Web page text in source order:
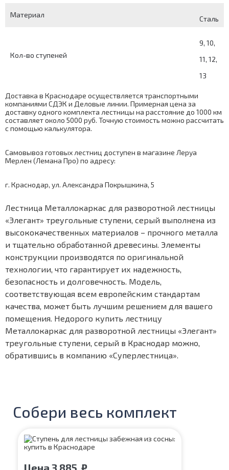
Материал Сталь
Кол-во ступеней
9, 10,
11, 12,
13
Доставка в Краснодаре осуществляется транспортными
компаниями СДЭК и Деловые линии. Примерная цена за
доставку одного комплекта лестницы на расстояние до 1000 км
составляет около 5000 руб. Точную стоимость можно рассчитать
с помощью калькулятора.
Самовывоз готовых лестниц доступен в магазине Леруа
Мерлен (Лемана Про) по адресу:
г. Краснодар, ул. Александра Покрышкина, 5
Лестница Металлокаркас для разворотной лестницы
«Элегант» треугольные ступени, серый выполнена из
высококачественных материалов – прочного металла
и тщательно обработанной древесины. Элементы
конструкции производятся по оригинальной
технологии, что гарантирует их надежность,
безопасность и долговечность. Модель,
соответствующая всем европейским стандартам
качества, может быть лучшим решением для вашего
помещения. Недорого купить лестницу
Металлокаркас для разворотной лестницы «Элегант»
треугольные ступени, серый в Краснодар можно,
обратившись в компанию «Суперлестница».
Собери весь комплект
Цена 3 885 ₽